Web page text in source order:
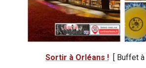
Sortir à Orléans ![ Buffet à